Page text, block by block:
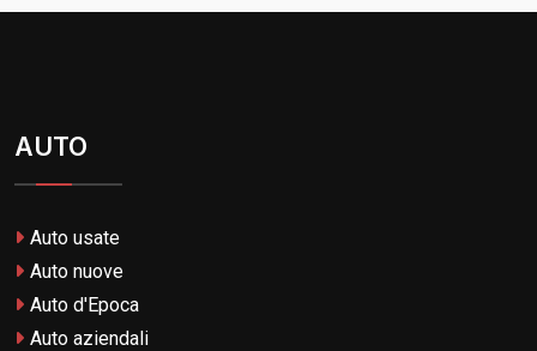
AUTO
Auto usate
Auto nuove
Auto d'Epoca
Auto aziendali